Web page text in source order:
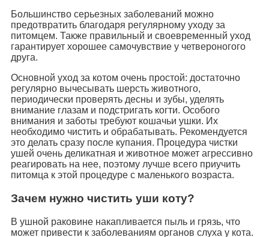
Большинство серьезных заболеваний можно
предотвратить благодаря регулярному уходу за
питомцем. Также правильный и своевременный уход
гарантирует хорошее самочувствие у четвероногого
друга.
Основной уход за котом очень простой: достаточно
регулярно вычесывать шерсть животного,
периодически проверять десны и зубы, уделять
внимание глазам и подстригать когти. Особого
внимания и заботы требуют кошачьи ушки. Их
необходимо чистить и обрабатывать. Рекомендуется
это делать сразу после купания. Процедура чистки
ушей очень деликатная и животное может агрессивно
реагировать на нее, поэтому лучше всего приучить
питомца к этой процедуре с маленького возраста.
Зачем нужно чистить уши коту?
В ушной раковине накапливается пыль и грязь, что
может привести к заболеваниям органов слуха у кота.